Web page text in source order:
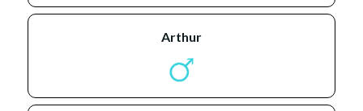
arthur